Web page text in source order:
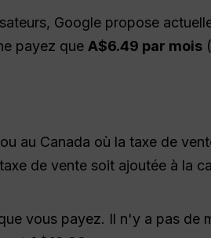
Google propose
payez que A$6.49 par mois
au Canada où la taxe de
de vente soit ajoutée à la
vous payez. Il n'y a pas de